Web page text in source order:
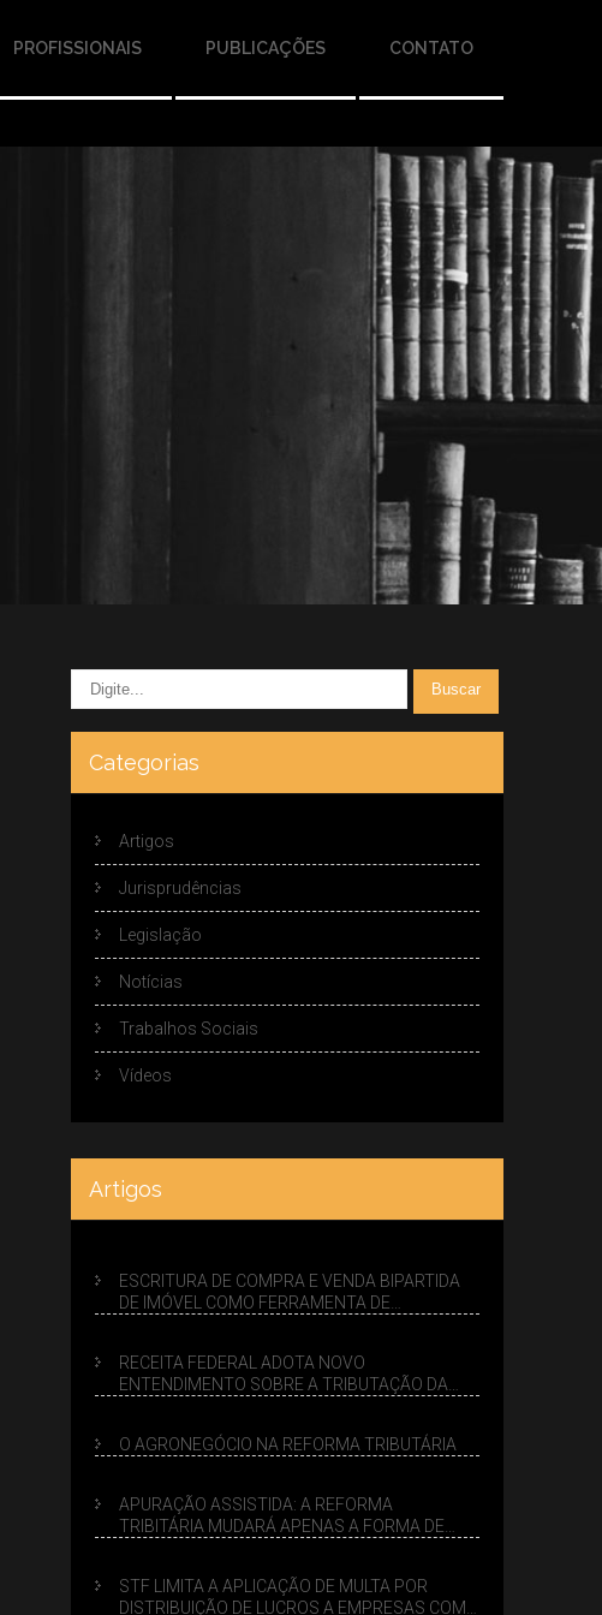
PROFISSIONAIS PUBLICAÇÕES CONTATO
Categorias
Artigos
Jurisprudências
Legislação
Notícias
Trabalhos Sociais
Vídeos
Artigos
ESCRITURA DE COMPRA E VENDA BIPARTIDA
DE IMÓVEL COMO FERRAMENTA DE
RECEITA FEDERAL ADOTA NOVO
ENTENDIMENTO SOBRE A TRIBUTAÇÃO DA
O AGRONEGÓCIO NA REFORMA TRIBUTÁRIA
APURAÇÃO ASSISTIDA: A REFORMA
TRIBITÁRIA MUDARÁ APENAS A FORMA DE
STF LIMITA A APLICAÇÃO DE MULTA POR
DISTRIBUIÇÃO DE LUCROS A EMPRESAS COM